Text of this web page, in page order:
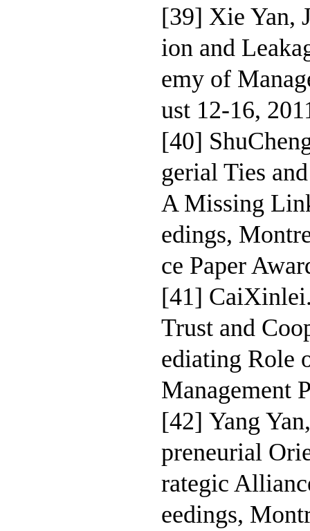
[39] Xie Yan,
ion and
emy of
ust 12-16,
[40]
gerial Ties
A Missing
edings,
ce Paper
[41]
Trust and
ediating Role
Management
[42] Yang
preneurial
rategic
eedings,